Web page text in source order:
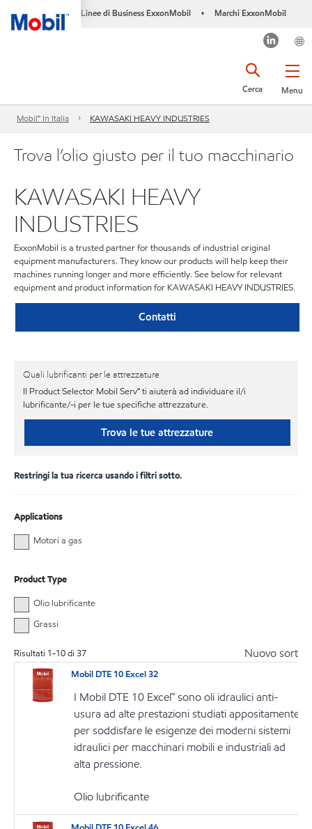
Linee di Business ExxonMobil • Marchi ExxonMobil
Menu
Cerca
Mobil™ In Italia KAWASAKI HEAVY INDUSTRIES
Trova l’olio giusto per il tuo macchinario
KAWASAKI HEAVY
INDUSTRIES
ExxonMobil is a trusted partner for thousands of industrial original
equipment manufacturers. They know our products will help keep their
machines running longer and more efficiently. See below for relevant
equipment and product information for KAWASAKI HEAVY INDUSTRIES.
Contatti
Quali lubrificanti per le attrezzature
Il Product Selector Mobil Serv℠ ti aiuterà ad individuare il/i
lubrificante/-i per le tue specifiche attrezzature.
Trova le tue attrezzature
Restringi la tua ricerca usando i filtri sotto.
Applications
Motori a gas
Product Type
Olio lubrificante
Grassi
Risultati 1-10di 37 Nuovo sort
Mobil DTE 10 Excel 32
I Mobil DTE 10 Excel™ sono oli idraulici anti-
usura ad alte prestazioni studiati appositamente
per soddisfare le esigenze dei moderni sistemi
idraulici per macchinari mobili e industriali ad
alta pressione.
Olio lubrificante